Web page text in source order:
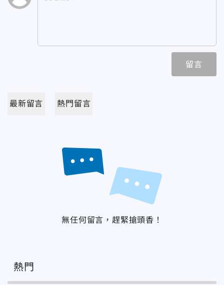
留言
最新留言 熱門留言
無任何留言，趕緊搶頭香！
熱門